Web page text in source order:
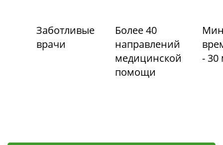
Заботливые
врачи
Более 40
направлений
медицинской
помощи
- 30